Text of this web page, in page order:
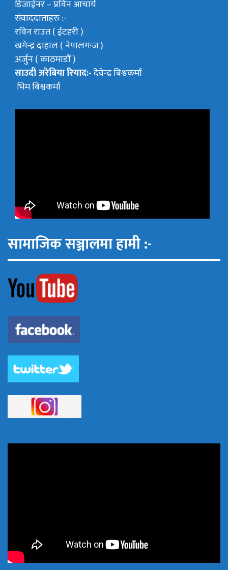
डिजाईनर – प्रविन आचार्य
संवाददाताहरु :-
रविन राउत ( ईटहरी )
खगेन्द्र दाहाल ( नेपालगन्ज )
अर्जुन ( काठमाडौं )
साउदी अरेबिया रियाद:-देवेन्द्र बिश्वकर्मा
भिम बिश्वकर्मा
सामाजिक सञ्जालमा हामी :-